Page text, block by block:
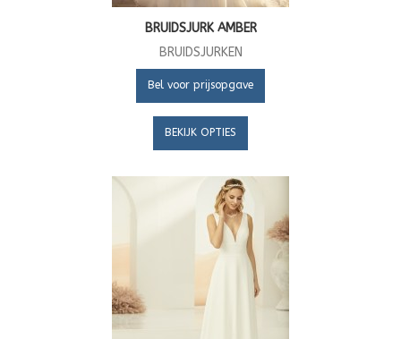
BRUIDSJURK AMBER
BRUIDSJURKEN
Bel voor prijsopgave
BEKIJK OPTIES